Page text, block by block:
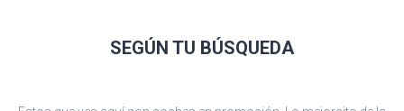
SEGÚN TU BÚSQUEDA